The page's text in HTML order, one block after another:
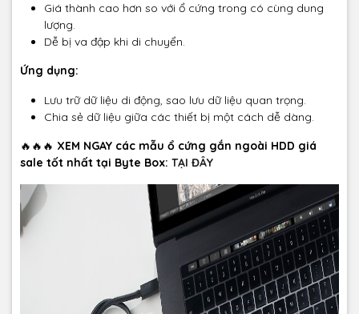
Giá thành cao hơn so với ổ cứng trong có cùng dung
lượng.
Dễ bị va đập khi di chuyển.
Ứng dụng:
Lưu trữ dữ liệu di động, sao lưu dữ liệu quan trọng.
Chia sẻ dữ liệu giữa các thiết bị một cách dễ dàng.
🔥🔥🔥 XEM NGAY các mẫu ổ cứng gắn ngoài HDD giá
sale tốt nhất tại Byte Box: TẠI ĐÂY